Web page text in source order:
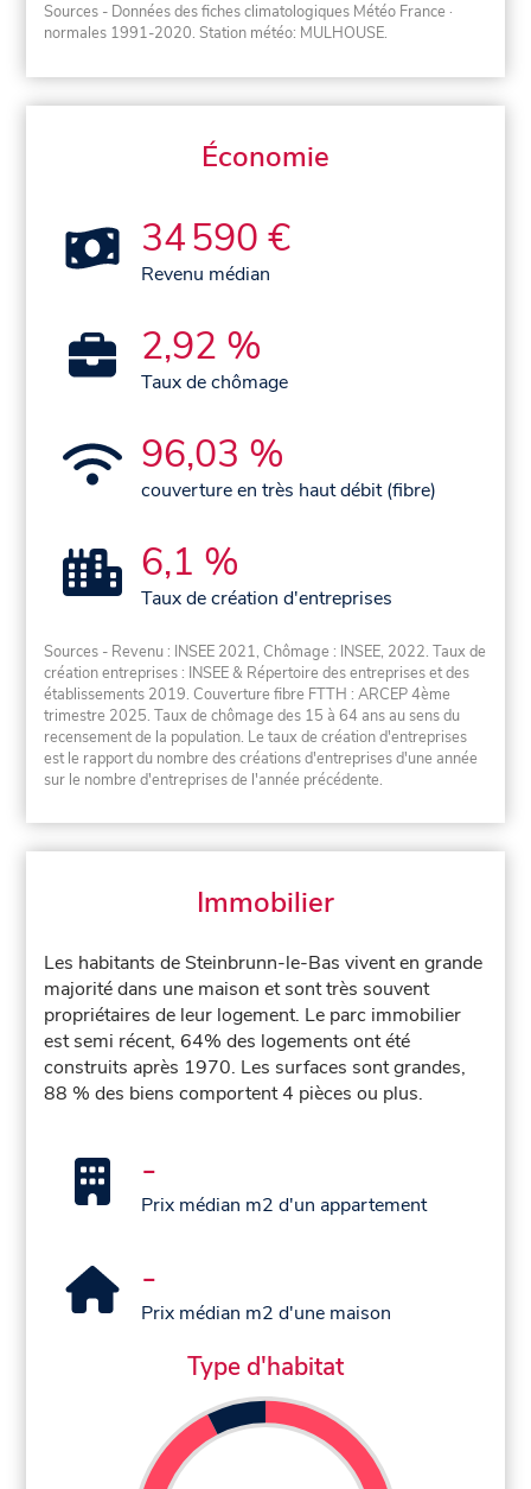
Sources - Données des fiches climatologiques Météo France ·
normales 1991-2020. Station météo: MULHOUSE.
Économie
34 590 €
Revenu médian
2,92 %
Taux de chômage
96,03 %
couverture en très haut débit (fibre)
6,1 %
Taux de création d'entreprises
Sources - Revenu : INSEE 2021, Chômage : INSEE, 2022. Taux de
création entreprises : INSEE & Répertoire des entreprises et des
établissements 2019. Couverture fibre FTTH : ARCEP 4ème
trimestre 2025. Taux de chômage des 15 à 64 ans au sens du
recensement de la population. Le taux de création d'entreprises
est le rapport du nombre des créations d'entreprises d'une année
sur le nombre d'entreprises de l'année précédente.
Immobilier
Les habitants de Steinbrunn-le-Bas vivent en grande
majorité dans une maison et sont très souvent
propriétaires de leur logement. Le parc immobilier
est semi récent, 64% des logements ont été
construits après 1970. Les surfaces sont grandes,
88 % des biens comportent 4 pièces ou plus.
-
Prix médian m2 d'un appartement
-
Prix médian m2 d'une maison
Type d'habitat